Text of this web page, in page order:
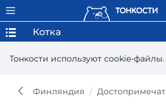
Тонкости используют сookie-файлы.
Котка
Финляндия